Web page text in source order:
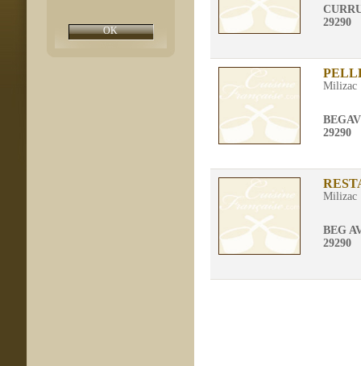
29290
Milizac
29290
Milizac
BEG
29290